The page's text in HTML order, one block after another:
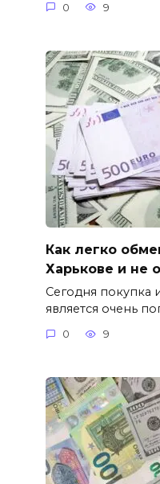
0 9
Как легко
Харькове и не
Сегодня покупка
является очень
0 9